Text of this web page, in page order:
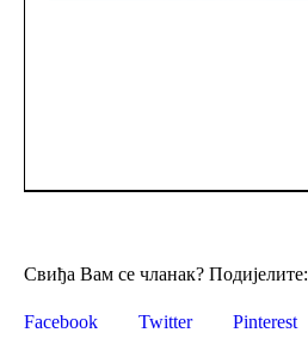
Свиђа Вам се чланак? Подијелите:
Facebook Twitter Pinterest